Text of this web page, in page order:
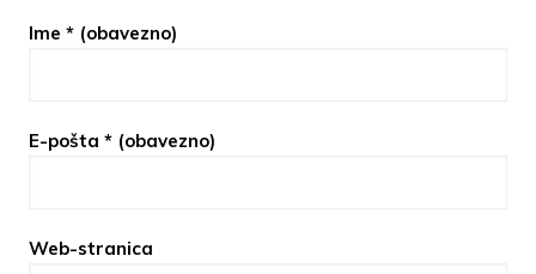
Ime * (obavezno)
E-pošta * (obavezno)
Web-stranica